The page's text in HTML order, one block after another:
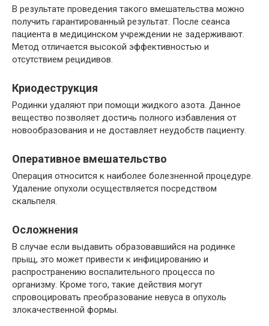
В результате проведения такого вмешательства можно
получить гарантированный результат. После сеанса
пациента в медицинском учреждении не задерживают.
Метод отличается высокой эффективностью и
отсутствием рецидивов.
Криодеструкция
Родинки удаляют при помощи жидкого азота. Данное
вещество позволяет достичь полного избавления от
новообразования и не доставляет неудобств пациенту.
Оперативное вмешательство
Операция относится к наиболее болезненной процедуре.
Удаление опухоли осуществляется посредством
скальпеля.
Осложнения
В случае если выдавить образовавшийся на родинке
прыщ, это может привести к инфицированию и
распространению воспалительного процесса по
организму. Кроме того, такие действия могут
спровоцировать преобразование невуса в опухоль
злокачественной формы.